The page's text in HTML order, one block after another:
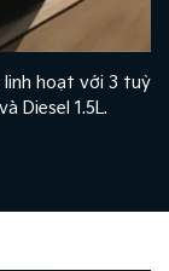
linh hoạt với 3 tuỳ
Diesel 1.5L.